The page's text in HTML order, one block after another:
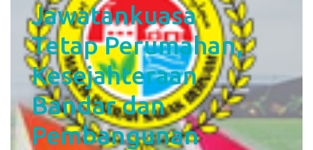
Jawatankuasa
Tetap Perumahan,
Kesejahteraan
Bandar dan
Pembangunan